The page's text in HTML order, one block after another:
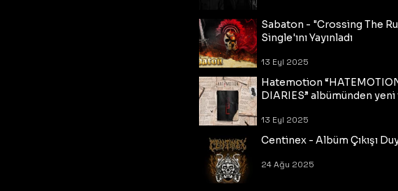
Sabaton - "Crossing The
Single'ını Yayınladı
13 Eyl 2025
Hatemotion
DIARIES” albümünden
13 Eyl 2025
Centinex - Albüm Çıkışı
24 Ağu 2025